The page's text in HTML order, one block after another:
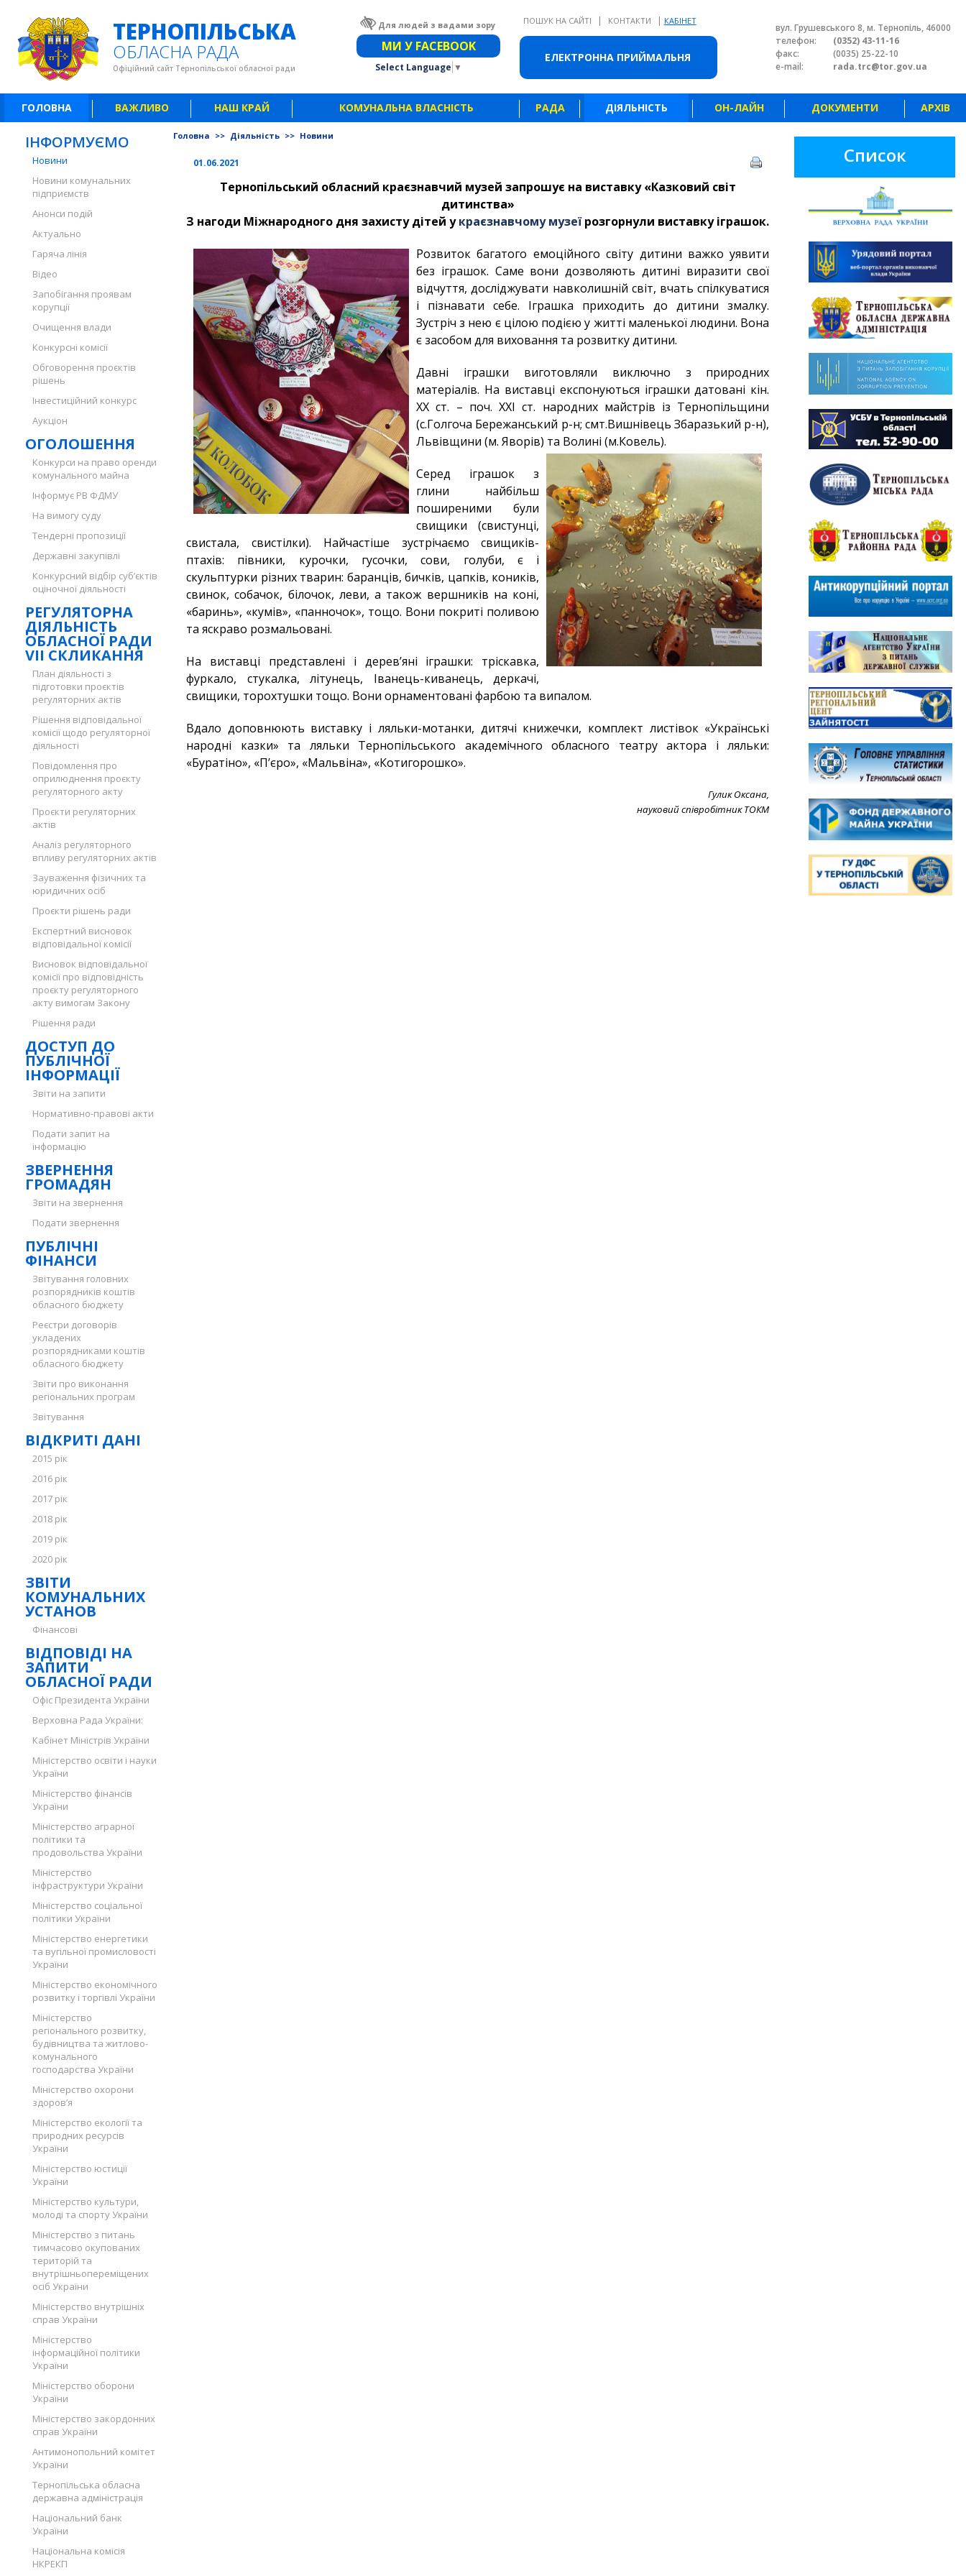
ЕЛЕКТРОННА ПРИЙМАЛЬНЯ
ТЕРНОПІЛЬСЬКА
ОБЛАСНА РАДА
Офіційний сайт Тернопільської обласної ради
Для людей з вадами зору Звичайна версія сайту
МИ У FACEBOOK
Select Language ▼
ПОШУК НА САЙТІ | КОНТАКТИ | КАБІНЕТ
вул. Грушевського 8, м. Тернопіль, 46000
телефон:
(0352) 43-11-16
факс:
(0035) 25-22-10
e-mail:
rada.trc@tor.gov.ua
ГОЛОВНА ВАЖЛИВО НАШ КРАЙ КОМУНАЛЬНА ВЛАСНІСТЬ РАДА ДІЯЛЬНІСТЬ ОН-ЛАЙН ДОКУМЕНТИ АРХІВ
ІНФОРМУЄМО
Новини
Новини комунальних
підприємств
Анонси подій
Актуально
Гаряча лінія
Відео
Запобігання проявам
корупції
Очищення влади
Конкурсні комісії
Обговорення проєктів
рішень
Інвестиційний конкурс
Аукціон
ОГОЛОШЕННЯ
Конкурси на право оренди
комунального майна
Інформує РВ ФДМУ
На вимогу суду
Тендерні пропозиції
Державні закупівлі
Конкурсний відбір суб’єктів
оціночної діяльності
РЕГУЛЯТОРНА
ДІЯЛЬНІСТЬ
ОБЛАСНОЇ РАДИ
VII СКЛИКАННЯ
План діяльності з
підготовки проєктів
регуляторних актів
Рішення відповідальної
комісії щодо регуляторної
діяльності
Повідомлення про
оприлюднення проєкту
регуляторного акту
Проєкти регуляторних
актів
Аналіз регуляторного
впливу регуляторних актів
Зауваження фізичних та
юридичних осіб
Проєкти рішень ради
Експертний висновок
відповідальної комісії
Висновок відповідальної
комісії про відповідність
проєкту регуляторного
акту вимогам Закону
Рішення ради
ДОСТУП ДО
ПУБЛІЧНОЇ
ІНФОРМАЦІЇ
Звіти на запити
Нормативно-правові акти
Подати запит на
інформацію
ЗВЕРНЕННЯ
ГРОМАДЯН
Звіти на звернення
Подати звернення
ПУБЛІЧНІ
ФІНАНСИ
Звітування головних
розпорядників коштів
обласного бюджету
Реєстри договорів
укладених
розпорядниками коштів
обласного бюджету
Звіти про виконання
регіональних програм
Звітування
ВІДКРИТІ ДАНІ
2015 рік
2016 рік
2017 рік
2018 рік
2019 рік
2020 рік
ЗВІТИ
КОМУНАЛЬНИХ
УСТАНОВ
Фінансові
ВІДПОВІДІ НА
ЗАПИТИ
ОБЛАСНОЇ РАДИ
Офіс Президента України
Верховна Рада України:
Кабінет Міністрів України
Міністерство освіти і науки
України
Міністерство фінансів
України
Міністерство аграрної
політики та
продовольства України
Міністерство
інфраструктури України
Міністерство соціальної
політики України
Міністерство енергетики
та вугільної промисловості
України
Міністерство економічного
розвитку і торгівлі України
Міністерство
регіонального розвитку,
будівництва та житлово-
комунального
господарства України
Міністерство охорони
здоров’я
Міністерство екології та
природних ресурсів
України
Міністерство юстиції
України
Міністерство культури,
молоді та спорту України
Міністерство з питань
тимчасово окупованих
територій та
внутрішньопереміщених
осіб України
Міністерство внутрішніх
справ України
Міністерство
інформаційної політики
України
Міністерство оборони
України
Міністерство закордонних
справ України
Антимонопольний комітет
України
Тернопільська обласна
державна адміністрація
Національний банк
України
Національна комісія
НКРЕКП
Головна >> Діяльність >> Новини
01.06.2021
Тернопільський обласний краєзнавчий музей запрошує на виставку «Казковий світ
дитинства»
З нагоди Міжнародного дня захисту дітей украєзнавчому музеїрозгорнули виставку іграшок.
Розвиток багатого емоційного світу дитини важко уявити
без іграшок. Саме вони дозволяють дитині виразити свої
відчуття, досліджувати навколишній світ, вчать спілкуватися
і пізнавати себе. Іграшка приходить до дитини змалку.
Зустріч з нею є цілою подією у житті маленької людини. Вона
є засобом для виховання та розвитку дитини.
Давні іграшки виготовляли виключно з природних
матеріалів. На виставці експонуються іграшки датовані кін.
ХХ ст. – поч. ХХІ ст. народних майстрів із Тернопільщини
(с.Голгоча Бережанський р-н; смт.Вишнівець Збаразький р-н),
Львівщини (м. Яворів) та Волині (м.Ковель).
Серед іграшок з
глини найбільш
поширеними були
свищики (свистунці,
свистала, свистілки). Найчастіше зустрічаємо свищиків-
птахів: півники, курочки, гусочки, сови, голуби, є і
скульптурки різних тварин: баранців, бичків, цапків, коників,
свинок, собачок, білочок, леви, а також вершників на коні,
«баринь», «кумів», «панночок», тощо. Вони покриті поливою
та яскраво розмальовані.
На виставці представлені і дерев’яні іграшки: тріскавка,
фуркало, стукалка, літунець, Іванець-киванець, деркачі,
свищики, торохтушки тощо. Вони орнаментовані фарбою та випалом.
Вдало доповнюють виставку і ляльки-мотанки, дитячі книжечки, комплект листівок «Українські
народні казки» та ляльки Тернопільського академічного обласного театру актора і ляльки:
«Буратіно», «П’єро», «Мальвіна», «Котигорошко».
Гулик Оксана,
науковий співробітник ТОКМ
Список